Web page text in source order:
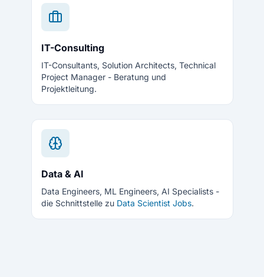
IT-Consulting
IT-Consultants, Solution Architects, Technical
Project Manager - Beratung und
Projektleitung.
Data & AI
Data Engineers, ML Engineers, AI Specialists -
die Schnittstelle zu Data Scientist Jobs.